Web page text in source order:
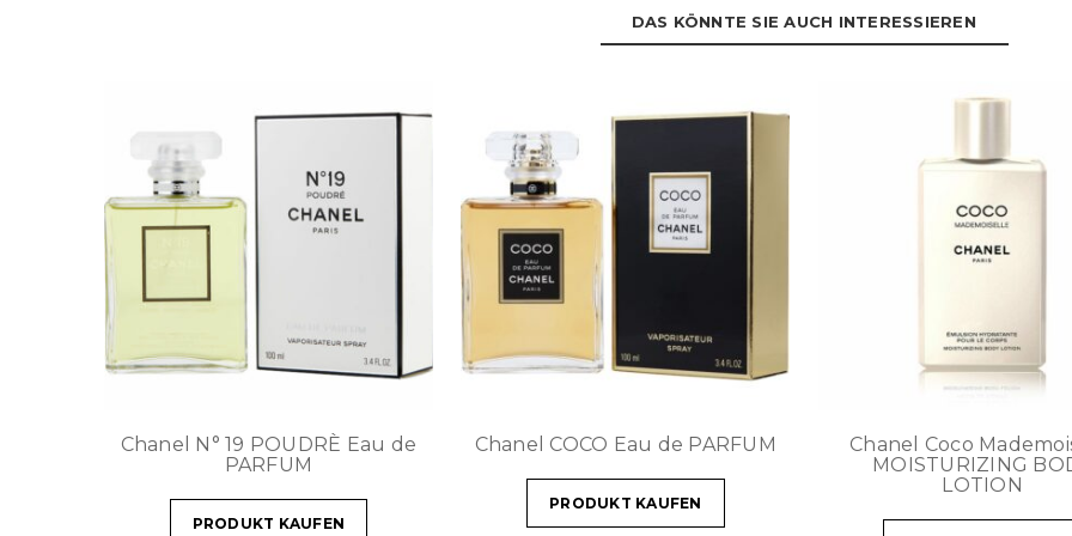
DAS KÖNNTE SIE AUCH INTERESSIEREN
Chanel N° 19 POUDRÈ Eau de
PARFUM
PRODUKT KAUFEN
Chanel COCO Eau de PARFUM
PRODUKT KAUFEN
Chanel Coco
MOISTURIZING
LOTION